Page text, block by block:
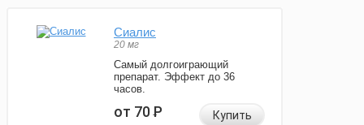
Сиалис
20 мг
Самый долгоиграющий
препарат. Эффект до 36
часов.
от 70Р Купить